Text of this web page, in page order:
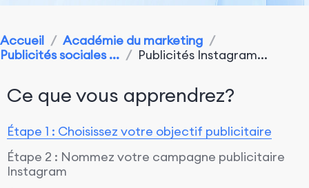
Accueil / Académie du marketing /
Publicités sociales ... / Publicités Instagram...
Ce que vous apprendrez?
Étape 1 : Choisissez votre objectif publicitaire
Étape 2 : Nommez votre campagne publicitaire
Instagram